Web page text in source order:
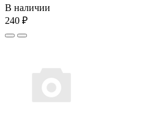
В наличии
240 ₽